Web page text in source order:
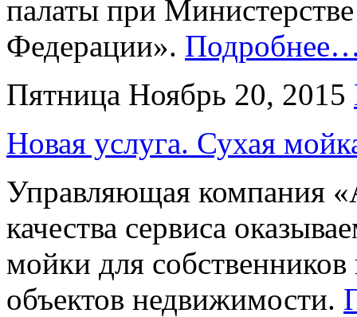
палаты при
Федерации».
Пятница Ноябрь 20, 2015
Новая услуга. Сухая
Управляющая компания
качества сервиса
мойки для
объектов недвижимости.